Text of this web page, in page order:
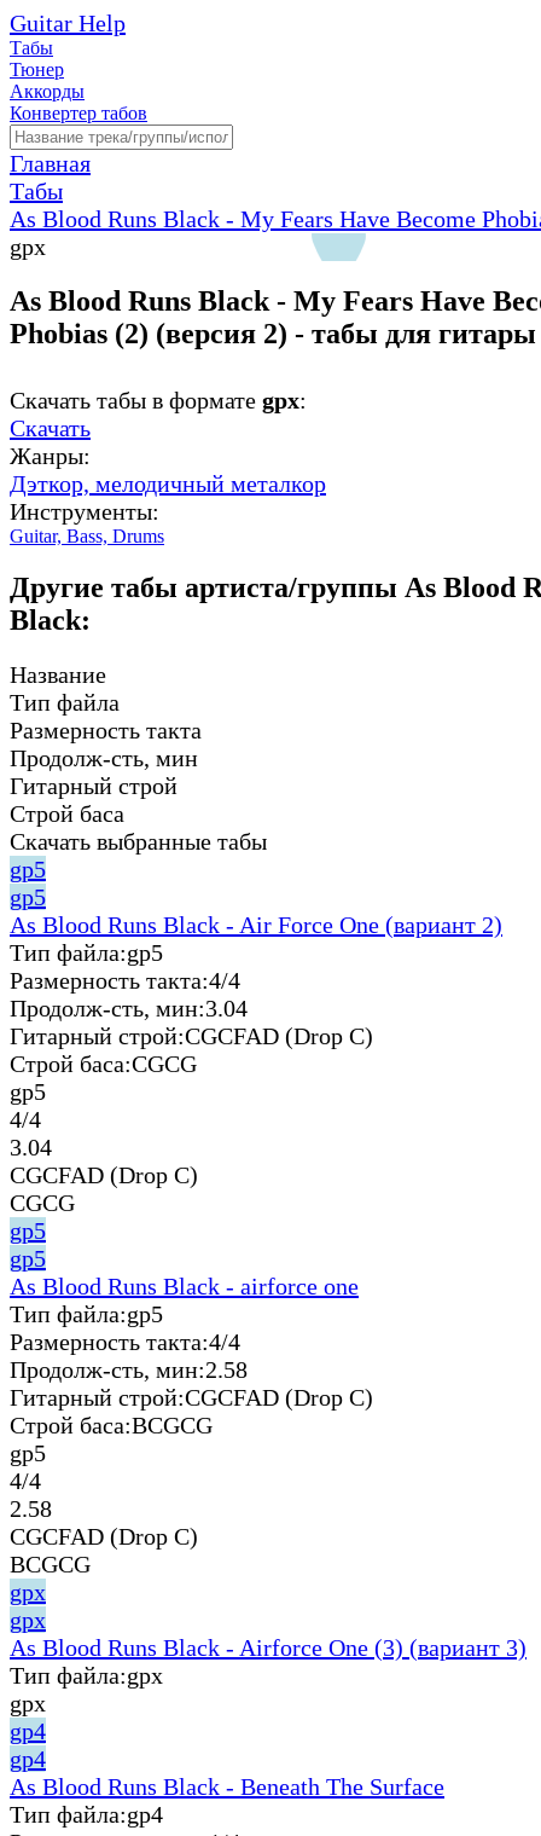
Guitar Help
Табы
Тюнер
Аккорды
Конвертер табов
Главная
Табы
As Blood Runs Black - My Fears Have Become
gpx
As Blood Runs Black - My Fears Have
Phobias (2) (версия 2) - табы для гитары
Скачать табы в формате gpx:
Скачать
Жанры:
Дэткор, мелодичный металкор
Инструменты:
Guitar, Bass, Drums
Другие табы артиста/группы As Blood
Black:
Название
Тип файла
Размерность такта
Продолж-сть, мин
Гитарный строй
Строй баса
Скачать выбранные табы
gp5
gp5
As Blood Runs Black - Air Force One (вариант 2)
Тип файла:gp5
Размерность такта:4/4
Продолж-сть, мин:3.04
Гитарный строй:CGCFAD (Drop C)
Строй баса:CGCG
gp5
4/4
3.04
CGCFAD (Drop C)
CGCG
gp5
gp5
As Blood Runs Black - airforce one
Тип файла:gp5
Размерность такта:4/4
Продолж-сть, мин:2.58
Гитарный строй:CGCFAD (Drop C)
Строй баса:BCGCG
gp5
4/4
2.58
CGCFAD (Drop C)
BCGCG
gpx
gpx
As Blood Runs Black - Airforce One (3) (вариант 3)
Тип файла:gpx
gpx
gp4
gp4
As Blood Runs Black - Beneath The Surface
Тип файла:gp4